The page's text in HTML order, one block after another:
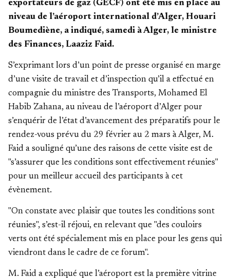
exportateurs de gaz (GECF) ont été mis en place au
niveau de l’aéroport international d’Alger, Houari
Boumediène, a indiqué, samedi à Alger, le ministre
des Finances, Laaziz Faid.
S’exprimant lors d’un point de presse organisé en marge
d’une visite de travail et d’inspection qu’il a effectué en
compagnie du ministre des Transports, Mohamed El
Habib Zahana, au niveau de l’aéroport d’Alger pour
s’enquérir de l’état d’avancement des préparatifs pour le
rendez-vous prévu du 29 février au 2 mars à Alger, M.
Faid a souligné qu’une des raisons de cette visite est de
"s’assurer que les conditions sont effectivement réunies"
pour un meilleur accueil des participants à cet
évènement.
"On constate avec plaisir que toutes les conditions sont
réunies", s’est-il réjoui, en relevant que "des couloirs
verts ont été spécialement mis en place pour les gens qui
viendront dans le cadre de ce forum".
M. Faid a expliqué que l’aéroport est la première vitrine